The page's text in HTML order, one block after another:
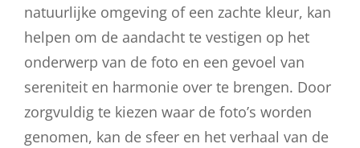
natuurlijke omgeving of een zachte kleur, kan
helpen om de aandacht te vestigen op het
onderwerp van de foto en een gevoel van
sereniteit en harmonie over te brengen. Door
zorgvuldig te kiezen waar de foto’s worden
genomen, kan de sfeer en het verhaal van de